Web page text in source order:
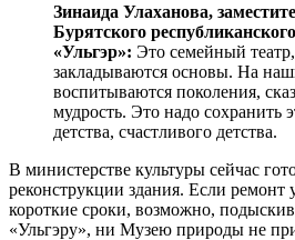
Зинаида Улаханова,
Бурятского
«Ульгэр»: Это семейный театр,
закладываются основы. На
воспитываются поколения,
мудрость. Это надо сохранить
детства, счастливого детства.
В министерстве культуры сейчас
реконструкции здания. Если ремонт
короткие сроки, возможно,
«Ульгэру», ни Музею природы не